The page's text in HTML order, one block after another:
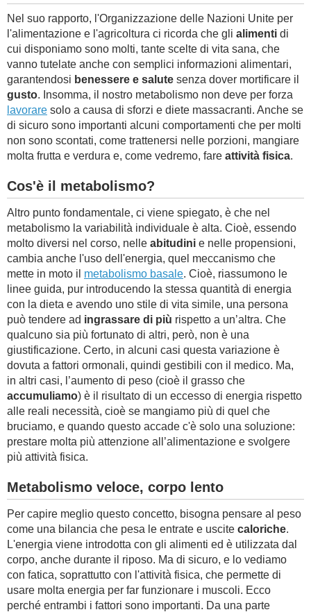
Nel suo rapporto, l'Organizzazione delle Nazioni Unite per
l'alimentazione e l'agricoltura ci ricorda che gli alimenti di
cui disponiamo sono molti, tante scelte di vita sana, che
vanno tutelate anche con semplici informazioni alimentari,
garantendosi benessere e salute senza dover mortificare il
gusto. Insomma, il nostro metabolismo non deve per forza
lavorare solo a causa di sforzi e diete massacranti. Anche se
di sicuro sono importanti alcuni comportamenti che per molti
non sono scontati, come trattenersi nelle porzioni, mangiare
molta frutta e verdura e, come vedremo, fare attività fisica.
Cos'è il metabolismo?
Altro punto fondamentale, ci viene spiegato, è che nel
metabolismo la variabilità individuale è alta. Cioè, essendo
molto diversi nel corso, nelle abitudini e nelle propensioni,
cambia anche l'uso dell'energia, quel meccanismo che
mette in moto il metabolismo basale. Cioè, riassumono le
linee guida, pur introducendo la stessa quantità di energia
con la dieta e avendo uno stile di vita simile, una persona
può tendere ad ingrassare di più rispetto a un’altra. Che
qualcuno sia più fortunato di altri, però, non è una
giustificazione. Certo, in alcuni casi questa variazione è
dovuta a fattori ormonali, quindi gestibili con il medico. Ma,
in altri casi, l’aumento di peso (cioè il grasso che
accumuliamo) è il risultato di un eccesso di energia rispetto
alle reali necessità, cioè se mangiamo più di quel che
bruciamo, e quando questo accade c'è solo una soluzione:
prestare molta più attenzione all’alimentazione e svolgere
più attività fisica.
Metabolismo veloce, corpo lento
Per capire meglio questo concetto, bisogna pensare al peso
come una bilancia che pesa le entrate e uscite caloriche.
L'energia viene introdotta con gli alimenti ed è utilizzata dal
corpo, anche durante il riposo. Ma di sicuro, e lo vediamo
con fatica, soprattutto con l'attività fisica, che permette di
usare molta energia per far funzionare i muscoli. Ecco
perché entrambi i fattori sono importanti. Da una parte